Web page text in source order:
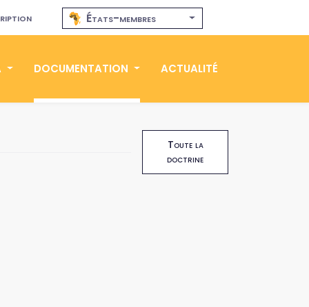
États-membres
DOCUMENTATION ACTUALITÉ
Toute la
doctrine